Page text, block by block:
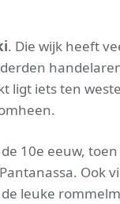
. Die wijk heeft
ligt iets ten
10e eeuw,
Ook
leuke